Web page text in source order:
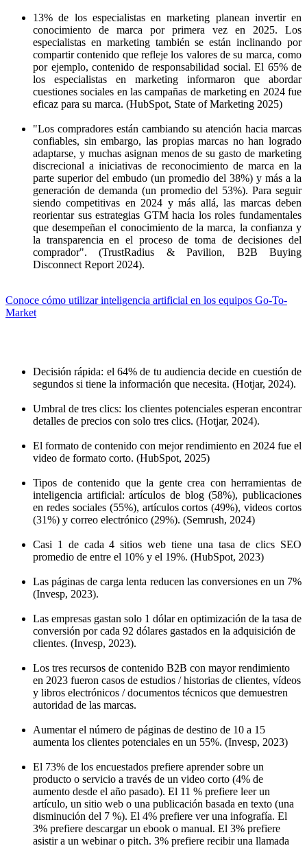
13% de los especialistas en marketing planean invertir en
conocimiento de marca por primera vez en 2025. Los
especialistas en marketing también se están inclinando por
compartir contenido que refleje los valores de su marca, como
por ejemplo, contenido de responsabilidad social. El 65% de
los especialistas en marketing informaron que abordar
cuestiones sociales en las campañas de marketing en 2024 fue
eficaz para su marca. (HubSpot, State of Marketing 2025)
"Los compradores están cambiando su atención hacia marcas
confiables, sin embargo, las propias marcas no han logrado
adaptarse, y muchas asignan menos de su gasto de marketing
discrecional a iniciativas de reconocimiento de marca en la
parte superior del embudo (un promedio del 38%) y más a la
generación de demanda (un promedio del 53%). Para seguir
siendo competitivas en 2024 y más allá, las marcas deben
reorientar sus estrategias GTM hacia los roles fundamentales
que desempeñan el conocimiento de la marca, la confianza y
la transparencia en el proceso de toma de decisiones del
comprador". (TrustRadius & Pavilion, B2B Buying
Disconnect Report 2024).
Conoce cómo utilizar inteligencia artificial en los equipos Go-To-
Market
Decisión rápida: el 64% de tu audiencia decide en cuestión de
segundos si tiene la información que necesita. (Hotjar, 2024).
Umbral de tres clics: los clientes potenciales esperan encontrar
detalles de precios con solo tres clics. (Hotjar, 2024).
El formato de contenido con mejor rendimiento en 2024 fue el
video de formato corto. (HubSpot, 2025)
Tipos de contenido que la gente crea con herramientas de
inteligencia artificial: artículos de blog (58%), publicaciones
en redes sociales (55%), artículos cortos (49%), videos cortos
(31%) y correo electrónico (29%). (Semrush, 2024)
Casi 1 de cada 4 sitios web tiene una tasa de clics SEO
promedio de entre el 10% y el 19%. (HubSpot, 2023)
Las páginas de carga lenta reducen las conversiones en un 7%
(Invesp, 2023).
Las empresas gastan solo 1 dólar en optimización de la tasa de
conversión por cada 92 dólares gastados en la adquisición de
clientes. (Invesp, 2023).
Los tres recursos de contenido B2B con mayor rendimiento
en 2023 fueron casos de estudios / historias de clientes, vídeos
y libros electrónicos / documentos técnicos que demuestren
autoridad de las marcas.
Aumentar el número de páginas de destino de 10 a 15
aumenta los clientes potenciales en un 55%. (Invesp, 2023)
El 73% de los encuestados prefiere aprender sobre un
producto o servicio a través de un video corto (4% de
aumento desde el año pasado). El 11 % prefiere leer un
artículo, un sitio web o una publicación basada en texto (una
disminución del 7 %). El 4% prefiere ver una infografía. El
3% prefiere descargar un ebook o manual. El 3% prefiere
asistir a un webinar o pitch. 3% prefiere recibir una llamada